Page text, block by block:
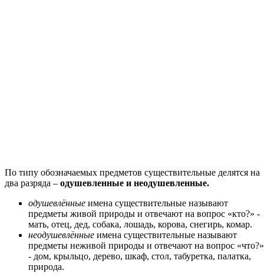
По типу обозначаемых предметов существительные делятся на
два разряда – одушевленные и неодушевленные.
одушевлённые имена существительные называют
предметы живой природы и отвечают на вопрос «кто?» -
мать, отец, дед, собака, лошадь, корова, снегирь, комар.
неодушевлённые имена существительные называют
предметы неживой природы и отвечают на вопрос «что?»
- дом, крыльцо, дерево, шкаф, стол, табуретка, палатка,
природа.